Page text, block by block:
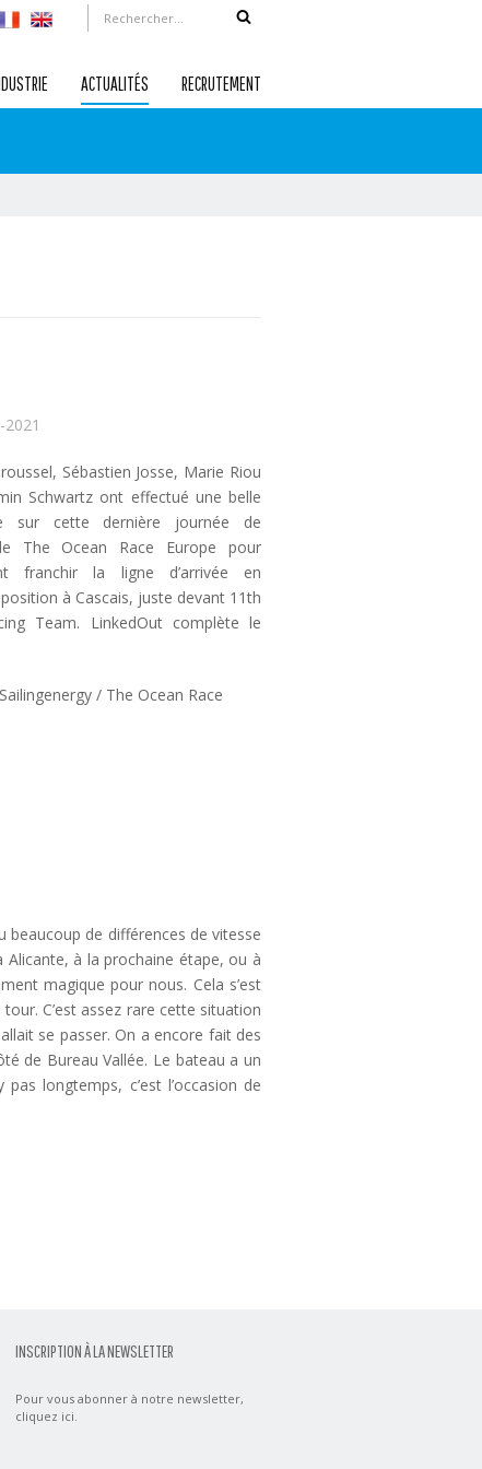
ACTUALITÉS RECRUTEMENT
Sébastien Josse, Marie Riou
Schwartz ont effectué une belle
sur cette dernière journée de
The Ocean Race Europe pour
franchir la ligne d’arrivée en
à Cascais, juste devant 11th
Team. LinkedOut complète le
Sailingenergy / The Ocean Race
beaucoup de différences de vitesse
à la prochaine étape, ou à
magique pour nous. Cela s’est
C’est assez rare cette situation
se passer. On a encore fait des
de Bureau Vallée. Le bateau a un
longtemps, c’est l’occasion de
INSCRIPTION À LA NEWSLETTER
Pour vous abonner à notre newsletter,
cliquez ici.